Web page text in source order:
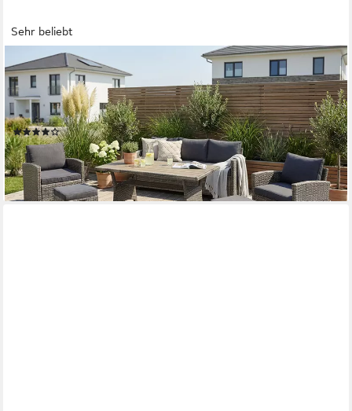
Sehr beliebt
KONIFERA
Gartenlounge-Set Amsterdam, (Set, 16-tlg., 1x 3er Sofa, 1x 2
Sessel, 2x Hocker, 1xTisch 144,5x74x67cm,Polyrattan), Stahl,
Ablagefläche unter dem Tisch, Loungeset
(120)
499,99 € UVP979,99 €
-49%
lieferbar - in 4-5 Werktagen bei dir